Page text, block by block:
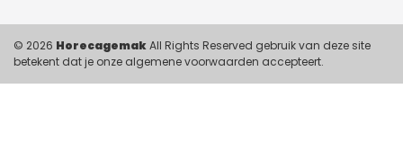
© 2026 HorecagemakAll Rights Reserved gebruik van deze site
betekent dat je onze algemene voorwaarden accepteert.